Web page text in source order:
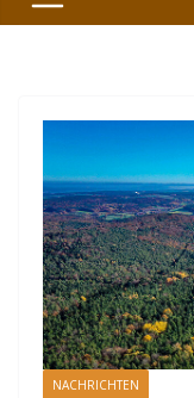
NACHRICHTEN